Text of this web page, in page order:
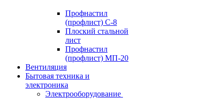
Профнастил
(профлист) С-8
Плоский стальной
лист
Профнастил
(профлист) МП-20
Вентиляция
Бытовая техника и
электроника
Электрооборудование